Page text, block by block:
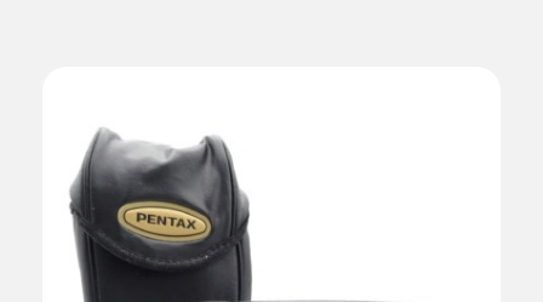
AJOUTER AU PANIER
/ DÉTAILS